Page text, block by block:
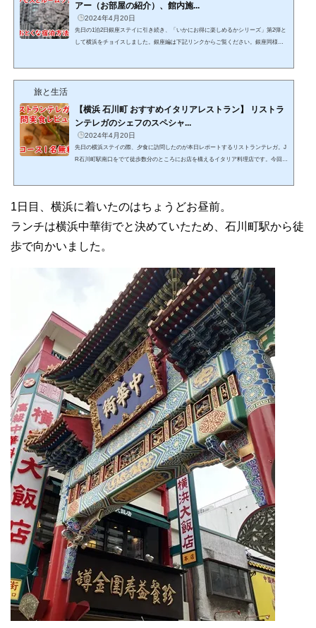
アー（お部屋の紹介）、館内施...
2024年4月20日
先日の1泊2日銀座ステイに引き続き、「いかにお得に楽しめるかシリーズ」第2弾と
して横浜をチョイスしました。銀座編は下記リンクからご覧ください。銀座同様横
旅と生活
【横浜 石川町 おすすめイタリアレストラン】 リストラ
ンテレガのシェフのスペシャ...
2024年4月20日
先日の横浜ステイの際、夕食に訪問したのが本日レポートするリストランテレガ。J
R石川町駅南口をでて徒歩数分のところにお店を構えるイタリア料理店です。今回の
円・税サ込）」をいただくことができました。ということで今回はリストランテレ
ガでの最上位コースメニューにあたる「シェフのおまかせ...
1日目、横浜に着いたのはちょうどお昼前。
ランチは横浜中華街でと決めていたため、石川町駅から徒
歩で向かいました。